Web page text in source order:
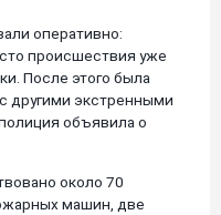
оперативно:
происшествия уже
После этого была
другими экстренными
объявила о
около 70
машин, две